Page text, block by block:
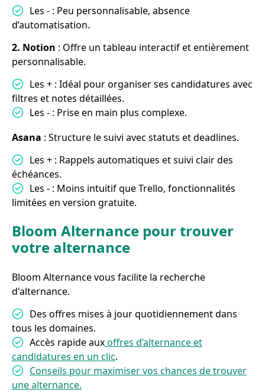
Les - : Peu personnalisable, absence
d’automatisation.
2. Notion : Offre un tableau interactif et entièrement
personnalisable.
Les + : Idéal pour organiser ses candidatures avec
filtres et notes détaillées.
Les - : Prise en main plus complexe.
Asana : Structure le suivi avec statuts et deadlines.
Les + : Rappels automatiques et suivi clair des
échéances.
Les - : Moins intuitif que Trello, fonctionnalités
limitées en version gratuite.
Bloom Alternance pour trouver
votre alternance
Bloom Alternance vous facilite la recherche
d'alternance.
Des offres mises à jour quotidiennement dans
tous les domaines.
Accès rapide auxoffres d’alternance et
candidatures en un clic.
Conseils pour maximiser vos chances de trouver
une alternance.